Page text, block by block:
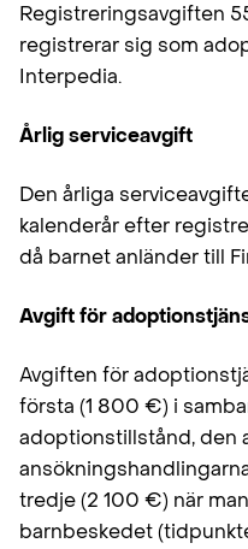
Registreringsavgiften
registrerar sig som
Interpedia.
Årlig serviceavgift
Den årliga
kalenderår efter
då barnet anländer till
Avgift för
Avgiften för
första (1 800 €) i
adoptionstillstånd, den
tredje (2 100 €) när
barnbeskedet